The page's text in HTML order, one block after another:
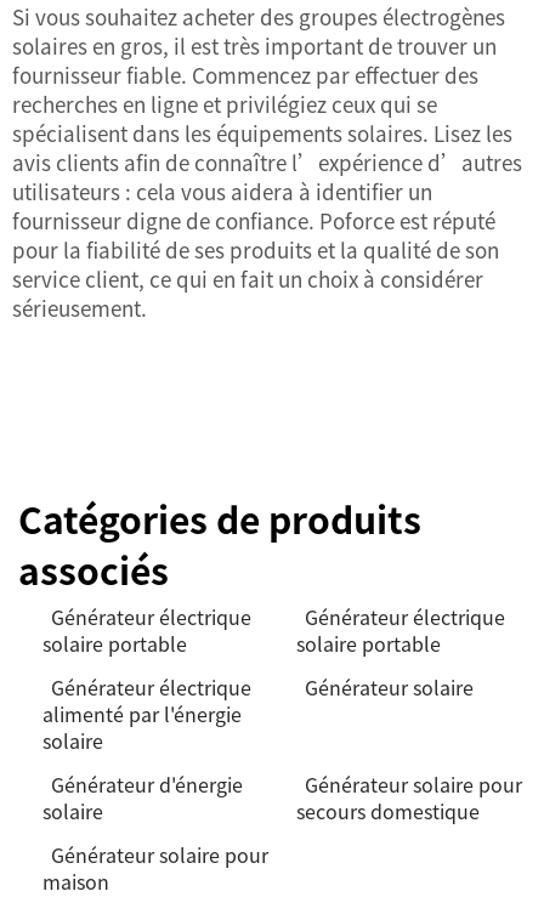
Si vous souhaitez acheter des groupes électrogènes
solaires en gros, il est très important de trouver un
fournisseur fiable. Commencez par effectuer des
recherches en ligne et privilégiez ceux qui se
spécialisent dans les équipements solaires. Lisez les
avis clients afin de connaître l’expérience d’autres
utilisateurs : cela vous aidera à identifier un
fournisseur digne de confiance. Poforce est réputé
pour la fiabilité de ses produits et la qualité de son
service client, ce qui en fait un choix à considérer
sérieusement.
Catégories de produits
associés
Générateur électrique
solaire portable
Générateur électrique
solaire portable
Générateur électrique
alimenté par l'énergie
solaire
Générateur solaire
Générateur d'énergie
solaire
Générateur solaire pour
secours domestique
Générateur solaire pour
maison